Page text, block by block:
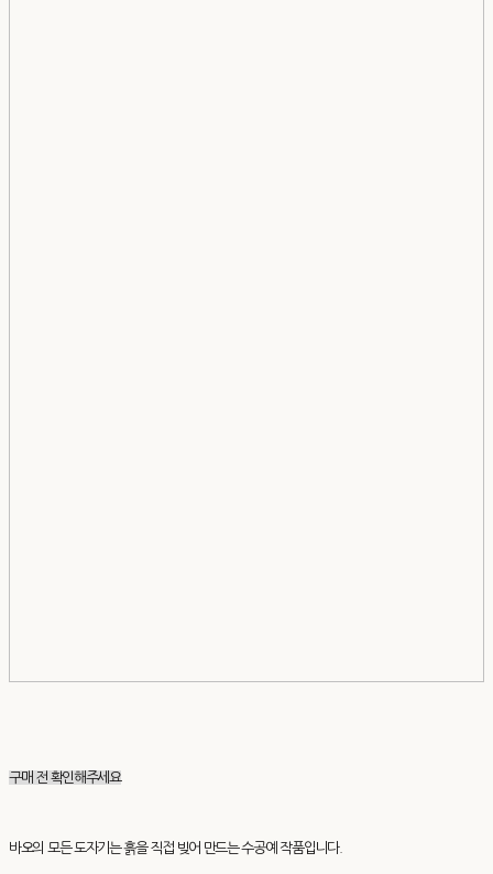
구매 전 확인해주세요
바오의 모든 도자기는 흙을 직접 빚어 만드는 수공예 작품입니다.